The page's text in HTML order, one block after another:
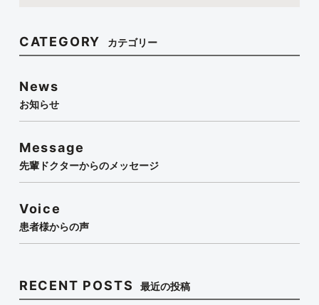
CATEGORY カテゴリー
News
お知らせ
Message
先輩ドクターからのメッセージ
Voice
患者様からの声
RECENT POSTS 最近の投稿